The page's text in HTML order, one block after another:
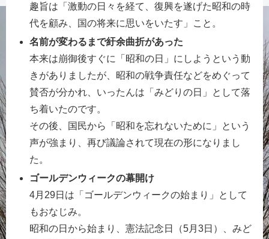
趣旨は「激動の日々を経て、復興を遂げた昭和の時
代を顧み、国の将来に思いをいたす」こと。
名前が変わるまで紆余曲折があった
本来は崩御後すぐに「昭和の日」にしようという動
きがありましたが、昭和の戦争責任などをめぐって
賛否が分かれ、いったんは「みどりの日」として落
ち着いたのです。
その後、国民から「昭和を忘れないために」という
声が強まり、再び議論されて現在の形になりまし
た。
ゴールデンウィークの幕開け
4月29日は「ゴールデンウィークの始まり」として
もおなじみ。
昭和の日から始まり、憲法記念日（5月3日）、みど